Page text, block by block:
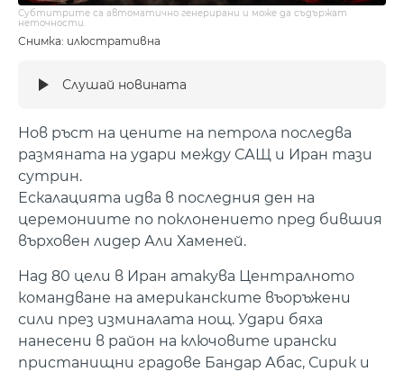
Снимка: илюстративна
Субтитрите са автоматично генерирани и може да съдържат
неточности.
Слушай новината
Нов ръст на цените на петрола последва
размяната на удари между САЩ и Иран тази
сутрин.
Ескалацията идва в последния ден на
церемониите по поклонението пред бившия
върховен лидер Али Хаменей.
Над 80 цели в Иран атакува Централното
командване на американските въоръжени
сили през изминалата нощ. Удари бяха
нанесени в район на ключовите ирански
пристанищни градове Бандар Абас, Сирик и